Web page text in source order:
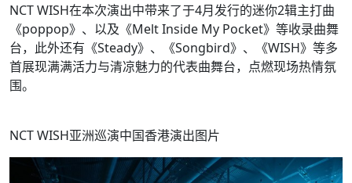
NCT WISH在本次演出中带来了于4月发行的迷你2辑主打曲
《poppop》、以及《Melt Inside My Pocket》等收录曲舞
台，此外还有《Steady》、《Songbird》、《WISH》等多
首展现满满活力与清凉魅力的代表曲舞台，点燃现场热情氛
围。
NCT WISH亚洲巡演中国香港演出图片